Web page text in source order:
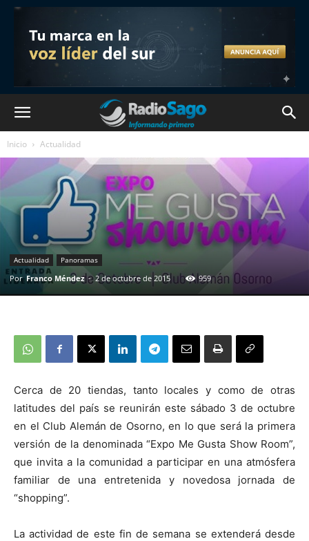
Inicio Actualidad
Actualidad Panoramas
Por Franco Méndez - 2 de octubre de 2015 959
Cerca de 20 tiendas, tanto locales y como de otras
latitudes del país se reunirán este sábado 3 de octubre
en el Club Alemán de Osorno, en lo que será la primera
versión de la denominada “Expo Me Gusta Show Room”,
que invita a la comunidad a participar en una atmósfera
familiar de una entretenida y novedosa jornada de
“shopping”.
La actividad de este fin de semana se extenderá desde